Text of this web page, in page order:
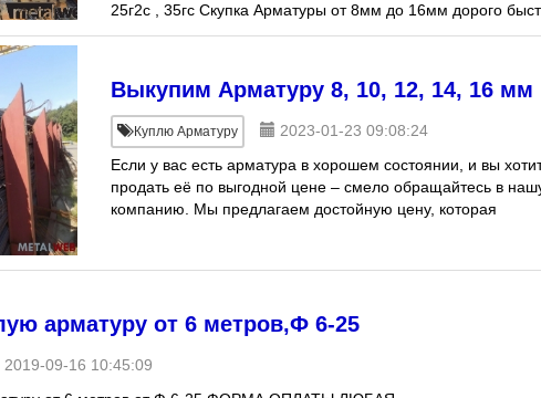
25г2с , 35гс Скупка Арматуры от 8мм до 16мм дорого
выезд Закупаем металлопрокат Арматур
Выкупим Арматуру 8, 10, 12, 14, 16 мм
Куплю Арматуру
2023-01-23 09:08:24
Если у вас есть арматура в хорошем состоянии, и вы
продать её по выгодной цене – смело обращайтесь в
компанию. Мы предлагаем достойную цену, которая
арматуру от 6 метров,Ф 6-25
2019-09-16 10:45:09